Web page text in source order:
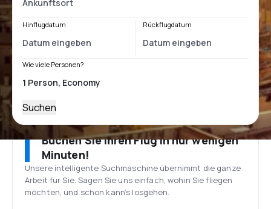
Hinflugdatum Rückflugdatum
Wie viele Personen?
Suchen
Buchen Sie Ihren Flug in nur wenigen
Minuten!
Unsere intelligente Suchmaschine übernimmt die ganze
Arbeit für Sie. Sagen Sie uns einfach, wohin Sie fliegen
möchten, und schon kann’s losgehen.